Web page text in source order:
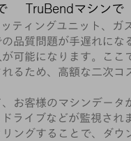
ティングユニット、
品質問題が手遅れに
可能になります。こ
るため、高額な二次
お客様のマシンデー
ライブなどが監視さ
ングすることで、ダ
TruBendマシンで